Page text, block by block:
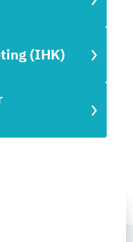
(IHK)